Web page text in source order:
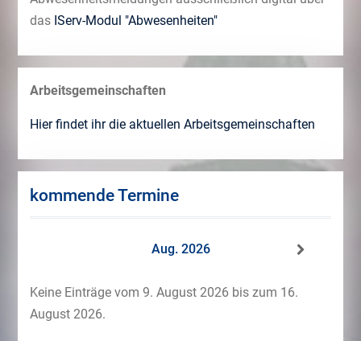
das IServ-Modul "Abwesenheiten"
Arbeitsgemeinschaften
Hier findet ihr die aktuellen Arbeitsgemeinschaften
kommende Termine
Aug. 2026
Keine Einträge vom 9. August 2026 bis zum 16.
August 2026.